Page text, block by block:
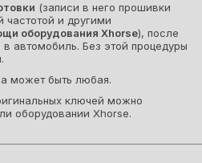
(записи в него прошивки
частотой и другими
оборудования Xhorse), после
автомобиль. Без этой процедуры
может быть любая.
ключей можно
оборудовании Xhorse.